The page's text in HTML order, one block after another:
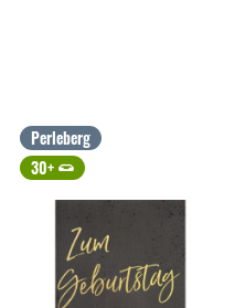
Perleberg
30+